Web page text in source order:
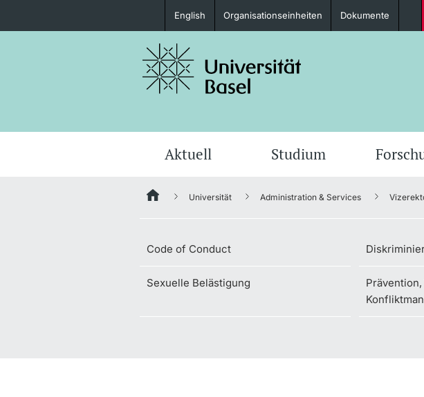
Studieninteressierte
Fördernde & Alumni
weitere Informationen weitere
English Organisationseinheiten Dokumente
Aktuell Studium
Code of Conduct
Sexuelle Belästigung
Universität Administration & Services